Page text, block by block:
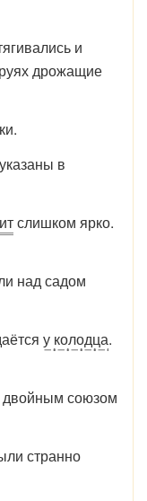
и
дрожащие
в
слишком ярко.
над садом
у колодца.
союзом
странно